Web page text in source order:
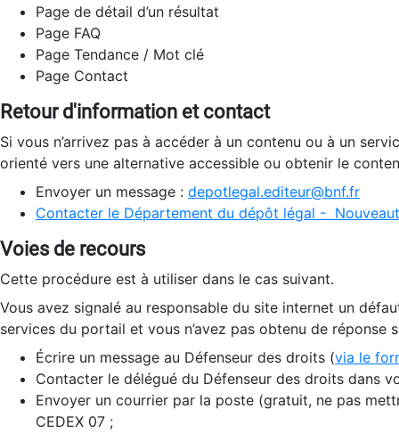
Page de détail d’un résultat
Page FAQ
Page Tendance / Mot clé
Page Contact
Retour d'information et contact
Si vous n’arrivez pas à accéder à un contenu ou à un
orienté vers une alternative accessible ou obtenir le
Envoyer un message : depotlegal.editeur@bnf.fr
Contacter le Département du dépôt légal -
Voies de recours
Cette procédure est à utiliser dans le cas suivant.
Vous avez signalé au responsable du site internet un
services du portail et vous n’avez pas obtenu de réponse
Écrire un message au Défenseur des droits (via le
Contacter le délégué du Défenseur des droits dans
Envoyer un courrier par la poste (gratuit, ne pas
CEDEX 07 ;